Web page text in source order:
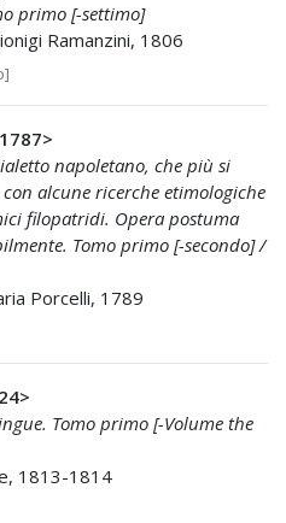
primo [-settimo]
Ramanzini, 1806
napoletano, che più si
alcune ricerche etimologiche
filopatridi. Opera postuma
Tomo primo [-secondo] /
Porcelli, 1789
Tomo primo [-Volume the
1813-1814